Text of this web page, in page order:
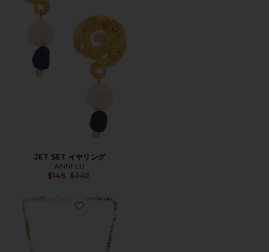
JET SET イヤリング
ANNI LU
$146 Previous price:
$242
Favorite PETIT ビーズ付装飾ネックレス